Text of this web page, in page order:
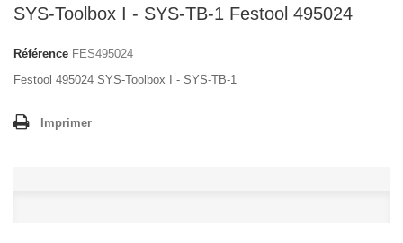
SYS-Toolbox I - SYS-TB-1 Festool 495024
Référence FES495024
Festool 495024 SYS-Toolbox I - SYS-TB-1
Imprimer